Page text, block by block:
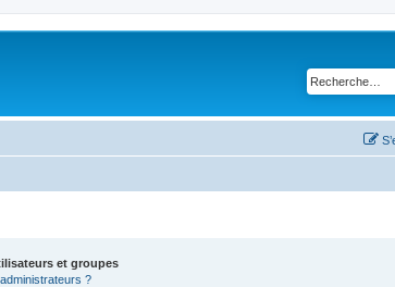
et groupes
?